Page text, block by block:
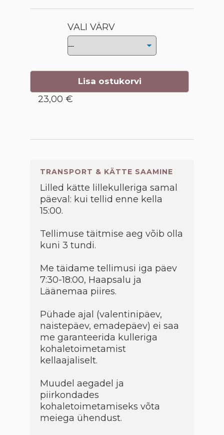
VALI VÄRV
Lisa ostukorvi
23,00 €
TRANSPORT & KÄTTE SAAMINE
Lilled kätte lillekulleriga samal
päeval: kui tellid enne kella
15:00.
Tellimuse täitmise aeg võib olla
kuni 3 tundi.
Me täidame tellimusi iga päev
7:30-18:00, Haapsalu ja
Läänemaa piires.
Pühade ajal (valentinipäev,
naistepäev, emadepäev) ei saa
me garanteerida kulleriga
kohaletoimetamist
kellaajaliselt.
Muudel aegadel ja
piirkondades
kohaletoimetamiseks võta
meiega ühendust.